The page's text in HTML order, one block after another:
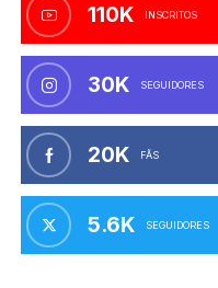
110K INSCRITOS
30K SEGUIDORES
20K FÃS
5.6K SEGUIDORES